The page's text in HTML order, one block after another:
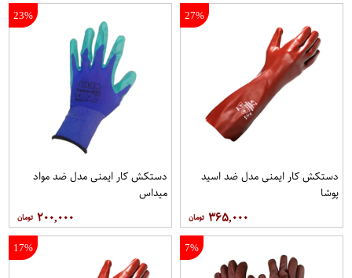
27%
دستکش کار ایمنی مدل ضد اسید
پوشا
۳۶۵,۰۰۰
23%
دستکش کار ایمنی مدل ضد مواد
میداس
۲۰۰,۰۰۰
7%
17%